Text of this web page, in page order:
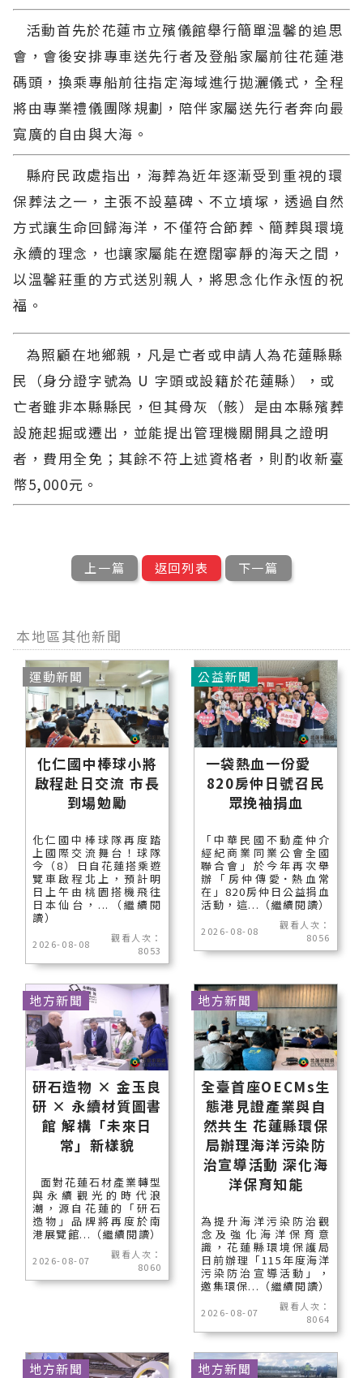
活動首先於花蓮市立殯儀館舉行簡單溫馨的追思
會，會後安排專車送先行者及登船家屬前往花蓮港
碼頭，換乘專船前往指定海域進行拋灑儀式，全程
將由專業禮儀團隊規劃，陪伴家屬送先行者奔向最
寬廣的自由與大海。
縣府民政處指出，海葬為近年逐漸受到重視的環
保葬法之一，主張不設墓碑、不立墳塚，透過自然
方式讓生命回歸海洋，不僅符合節葬、簡葬與環境
永續的理念，也讓家屬能在遼闊寧靜的海天之間，
以溫馨莊重的方式送別親人，將思念化作永恆的祝
福。
為照顧在地鄉親，凡是亡者或申請人為花蓮縣縣
民（身分證字號為 U 字頭或設籍於花蓮縣），或
亡者雖非本縣縣民，但其骨灰（骸）是由本縣殯葬
設施起掘或遷出，並能提出管理機關開具之證明
者，費用全免；其餘不符上述資格者，則酌收新臺
幣5,000元。
上一篇 返回列表 下一篇
本地區其他新聞
化仁國中棒球小將
啟程赴日交流 市長
到場勉勵
化仁國中棒球隊再度踏
上國際交流舞台！球隊
今（8）日自花蓮搭乘遊
覽車啟程北上，預計明
日上午由桃園搭機飛往
日本仙台，...（繼續閱
讀）
2026-08-08
觀看人次：
8053
運動新聞
一袋熱血一份愛
820房仲日號召民
眾挽袖捐血
「中華民國不動產仲介
經紀商業同業公會全國
聯合會」於今年再次舉
辦「房仲傳愛˙熱血常
在」820房仲日公益捐血
活動，這...（繼續閱讀）
2026-08-08
觀看人次：
8056
公益新聞
研石造物 × 金玉良
研 × 永續材質圖書
館 解構「未來日
常」新樣貌
面對花蓮石材產業轉型
與永續觀光的時代浪
潮，源自花蓮的「研石
造物」品牌將再度於南
港展覽館...（繼續閱讀）
2026-08-07
觀看人次：
8060
地方新聞
全臺首座OECMs生
態港見證產業與自
然共生 花蓮縣環保
局辦理海洋污染防
治宣導活動 深化海
洋保育知能
為提升海洋污染防治觀
念及強化海洋保育意
識，花蓮縣環境保護局
日前辦理「115年度海洋
污染防治宣導活動」，
邀集環保...（繼續閱讀）
2026-08-07
觀看人次：
8064
地方新聞
地方新聞 地方新聞